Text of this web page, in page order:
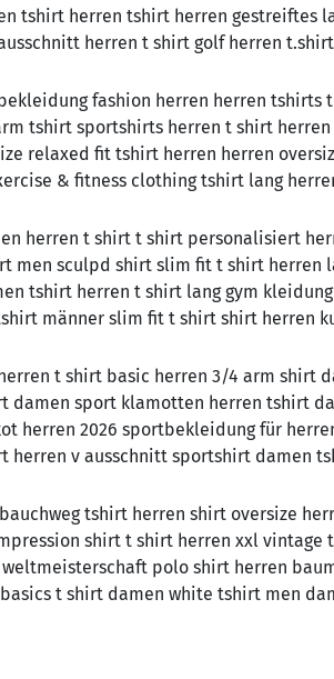
tshirt herren tshirt herren gestreiftes
herren t shirt golf herren
fashion herren herren tshirts
tshirt sportshirts herren t shirt
relaxed fit tshirt herren herren
& fitness clothing tshirt lang
herren t shirt t shirt personalisiert
men sculpd shirt slim fit t shirt herren
tshirt herren t shirt lang gym
männer slim fit t shirt shirt herren
t shirt basic herren 3/4 arm shirt
damen sport klamotten herren tshirt
herren 2026 sportbekleidung für
v ausschnitt sportshirt damen
tshirt herren shirt oversize
shirt t shirt herren xxl vintage
polo shirt herren
t shirt damen white tshirt men